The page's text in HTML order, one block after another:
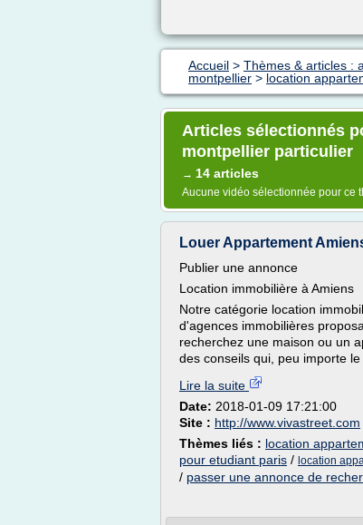
Accueil > Thèmes & articles :
montpellier > location
Articles sélectionnés
montpellier particulier
→ 14 articles
Aucune vidéo sélectionnée pour ce
Louer Appartement
Publier une annonce
Location immobilière à Amiens
Notre catégorie location
d'agences immobilières
recherchez une maison ou un
des conseils qui, peu importe
Lire la suite
Date: 2018-01-09 17:21:00
Site : http://www.vivastreet.com
Thèmes liés : location
pour etudiant paris / location
/ passer une annonce de